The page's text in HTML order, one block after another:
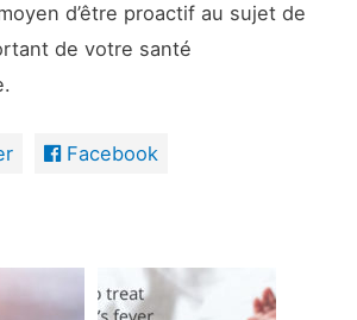
d’être proactif au sujet de
de votre santé
Facebook